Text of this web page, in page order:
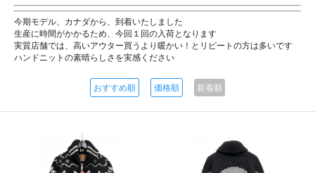
今期モデル、カナダから、到着いたしました
生産に時間がかかるため、今回１回の入荷となります
実質店舗では、高いアウター買うより暖かい！とリピートの方は多いです
ハンドニットの素晴らしさを実感ください
おすすめ順 価格順 新着順